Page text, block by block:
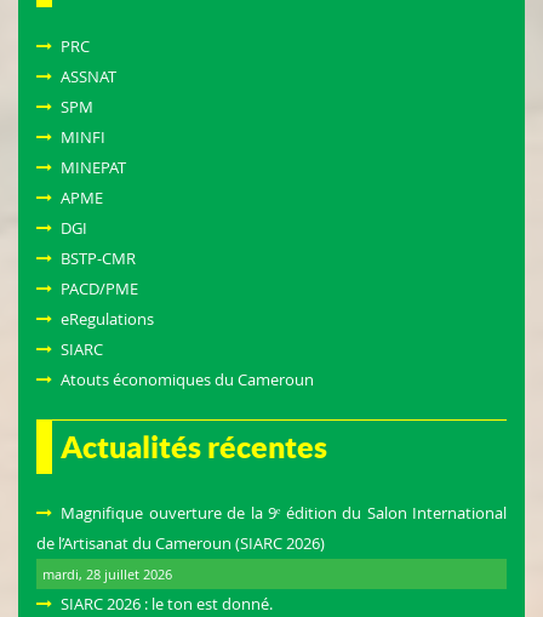
PRC
ASSNAT
SPM
MINFI
MINEPAT
APME
DGI
BSTP-CMR
PACD/PME
eRegulations
SIARC
Atouts économiques du Cameroun
Actualités récentes
Magnifique ouverture de la 9ᵉ édition du Salon International
de l’Artisanat du Cameroun (SIARC 2026)
mardi, 28 juillet 2026
SIARC 2026 : le ton est donné.